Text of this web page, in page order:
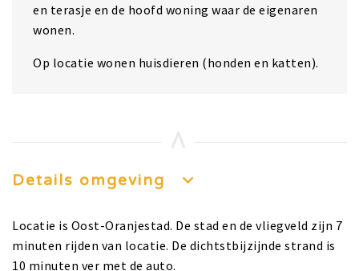
en terasje en de hoofd woning waar de eigenaren
wonen.
Op locatie wonen huisdieren (honden en katten).
Details omgeving
Locatie is Oost-Oranjestad. De stad en de vliegveld zijn 7
minuten rijden van locatie. De dichtstbijzijnde strand is
10 minuten ver met de auto.